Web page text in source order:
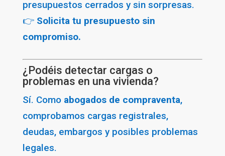
presupuestos cerrados y sin sorpresas.
👉 Solicita tu presupuesto sin
compromiso.
¿Podéis detectar cargas o
problemas en una vivienda?
Sí. Como abogados de compraventa,
comprobamos cargas registrales,
deudas, embargos y posibles problemas
legales.